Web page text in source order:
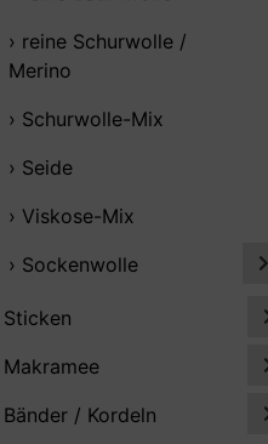
› reine Schurwolle /
Merino
› Schurwolle-Mix
› Seide
› Viskose-Mix
› Sockenwolle
Sticken
Makramee
Bänder / Kordeln